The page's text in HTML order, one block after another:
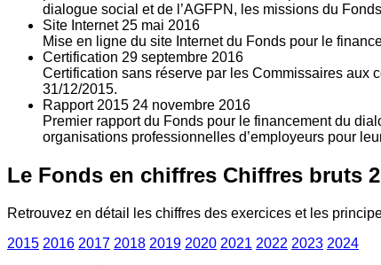
dialogue social et de l’AGFPN, les missions du
Site Internet 25 mai 2016
Mise en ligne du site Internet du Fonds pour le
Certification 29 septembre 2016
Certification sans réserve par les Commissaires aux
31/12/2015.
Rapport 2015 24 novembre 2016
Premier rapport du Fonds pour le financement du
organisations professionnelles d’employeurs pour
Le Fonds en chiffres Chiffres bruts
Retrouvez en détail les chiffres des exercices et les
2015 2016 2017 2018 2019 2020 2021 2022 2023 2024